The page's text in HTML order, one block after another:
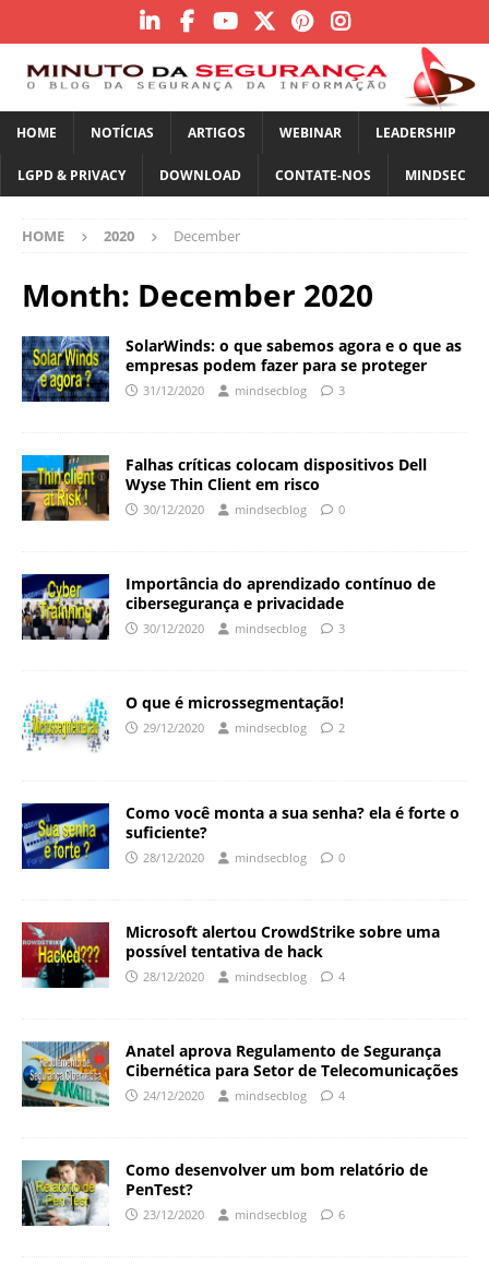
HOME NOTÍCIAS ARTIGOS WEBINAR LEADERSHIP
LGPD & PRIVACY DOWNLOAD CONTATE-NOS MINDSEC
HOME 2020 December
Month: December 2020
SolarWinds: o que sabemos agora e o que as
empresas podem fazer para se proteger
31/12/2020 mindsecblog 3
Falhas críticas colocam dispositivos Dell
Wyse Thin Client em risco
30/12/2020 mindsecblog 0
Importância do aprendizado contínuo de
cibersegurança e privacidade
30/12/2020 mindsecblog 3
O que é microssegmentação!
29/12/2020 mindsecblog 2
Como você monta a sua senha? ela é forte o
suficiente?
28/12/2020 mindsecblog 0
Microsoft alertou CrowdStrike sobre uma
possível tentativa de hack
28/12/2020 mindsecblog 4
Anatel aprova Regulamento de Segurança
Cibernética para Setor de Telecomunicações
24/12/2020 mindsecblog 4
Como desenvolver um bom relatório de
PenTest?
23/12/2020 mindsecblog 6